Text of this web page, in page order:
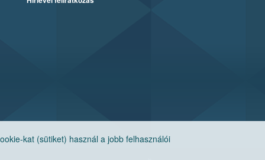
kat (sütiket) használ a jobb felhasználói